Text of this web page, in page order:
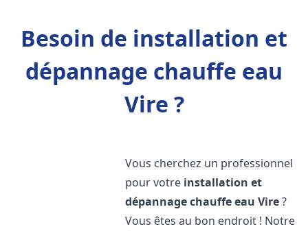
Besoin de installation et
dépannage chauffe eau
Vire ?
Vous cherchez un professionnel
pour votre installation et
dépannage chauffe eau Vire?
Vous êtes au bon endroit ! Notre